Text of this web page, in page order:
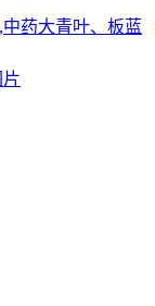
药大青叶、板蓝